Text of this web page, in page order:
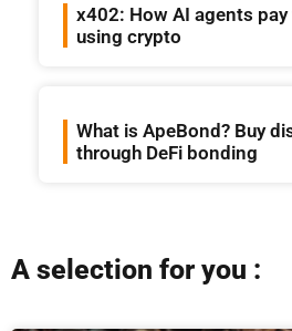
x402: How AI agents
using crypto
What is ApeBond? Buy
through DeFi bonding
A selection for you :